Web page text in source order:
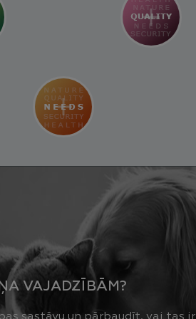
VAJADZĪBĀM?
sastāvu un pārbaudīt, vai tas